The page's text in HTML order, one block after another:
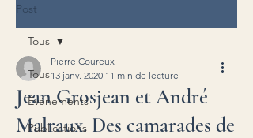
Post
Tous
Événements
Publications
Tous
Jean Grosjean et André
Malraux. Des camarades de
Pierre Coureux
13 janv. 2020 11 min de lecture